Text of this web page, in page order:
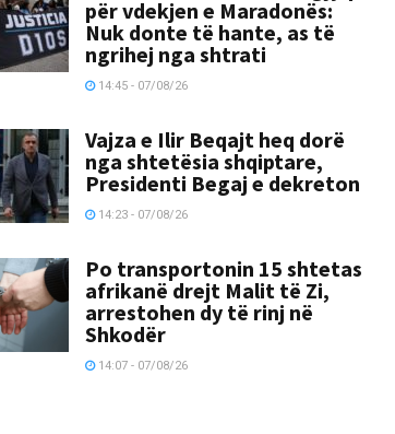
për vdekjen e Maradonës:
Nuk donte të hante, as të
ngrihej nga shtrati
14:45 - 07/08/26
Vajza e Ilir Beqajt heq dorë
nga shtetësia shqiptare,
Presidenti Begaj e dekreton
14:23 - 07/08/26
Po transportonin 15 shtetas
afrikanë drejt Malit të Zi,
arrestohen dy të rinj në
Shkodër
14:07 - 07/08/26